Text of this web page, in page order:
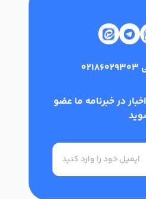
02186029303
در خبرنامه ما عضو